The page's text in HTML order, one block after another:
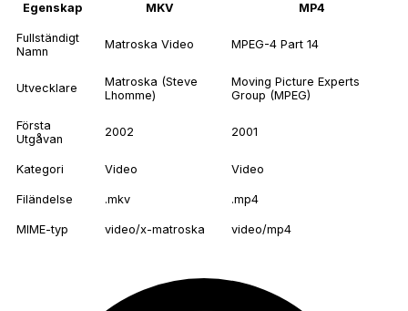
Egenskap MKV MP4
Fullständigt
Namn
Matroska Video MPEG-4 Part 14
Utvecklare
Matroska (Steve
Lhomme)
Moving Picture Experts
Group (MPEG)
Första
Utgåvan
2002 2001
Kategori Video Video
Filändelse .mkv .mp4
MIME-typ video/x-matroska video/mp4